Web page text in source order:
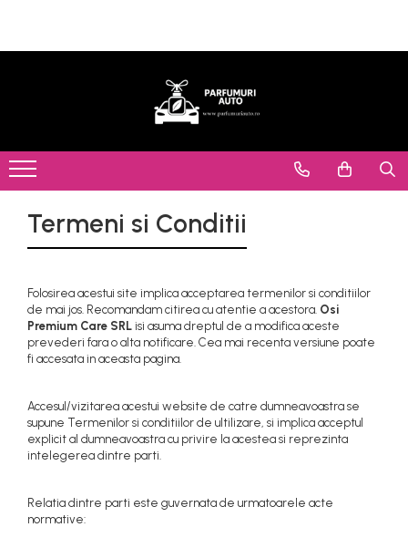
Carton parfumat
Difuzor arome cu clips
Difuzor arome
Termeni si Conditii
Folosirea acestui site implica acceptarea termenilor si conditiilor
de mai jos. Recomandam citirea cu atentie a acestora. Osi
Premium Care SRL isi asuma dreptul de a modifica aceste
prevederi fara o alta notificare. Cea mai recenta versiune poate
fi accesata in aceasta pagina.
Accesul/vizitarea acestui website de catre dumneavoastra se
supune Termenilor si conditiilor de ultilizare, si implica acceptul
explicit al dumneavoastra cu privire la acestea si reprezinta
intelegerea dintre parti.
Relatia dintre parti este guvernata de urmatoarele acte
normative: